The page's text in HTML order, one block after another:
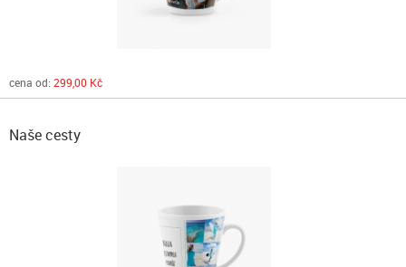
cena od: 299,00 Kč
Naše cesty